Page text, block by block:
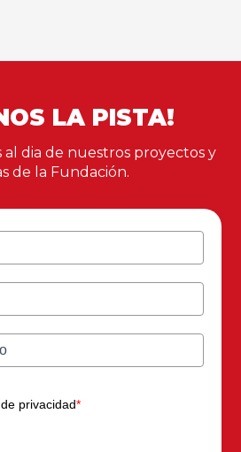
LA PISTA!
dia de nuestros proyectos y
de la Fundación.
privacidad*